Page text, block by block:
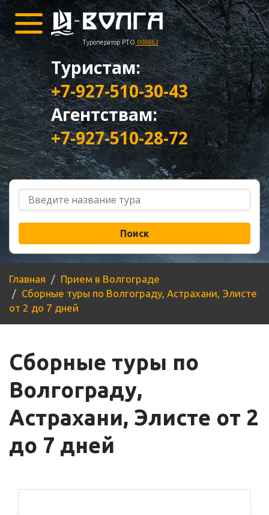
Туроператор РТО 008863
Туристам:
+7-927-510-30-43
Агентствам:
+7-927-510-28-72
Поиск
Главная
Прием в Волгограде
Сборные туры по Волгограду, Астрахани, Элисте
от 2 до 7 дней
Сборные туры по
Волгограду,
Астрахани, Элисте от 2
до 7 дней